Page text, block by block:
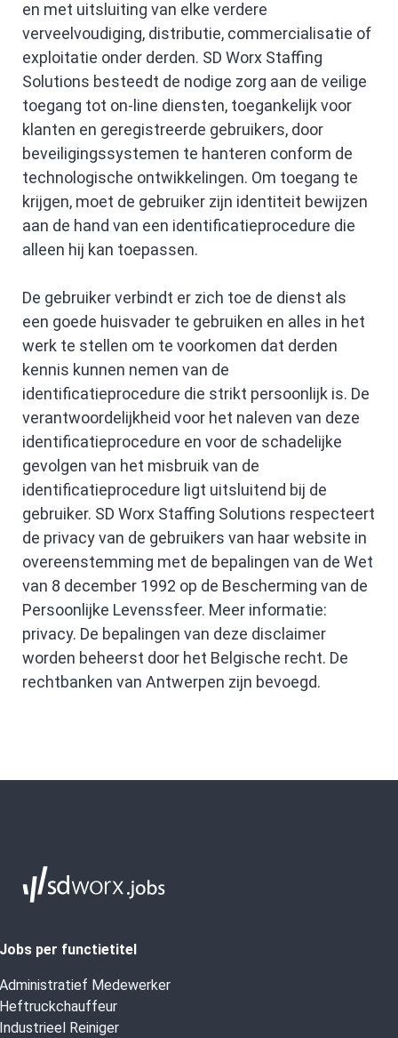
en met uitsluiting van elke verdere
verveelvoudiging, distributie, commercialisatie of
exploitatie onder derden. SD Worx Staffing
Solutions besteedt de nodige zorg aan de veilige
toegang tot on-line diensten, toegankelijk voor
klanten en geregistreerde gebruikers, door
beveiligingssystemen te hanteren conform de
technologische ontwikkelingen. Om toegang te
krijgen, moet de gebruiker zijn identiteit bewijzen
aan de hand van een identificatieprocedure die
alleen hij kan toepassen.
De gebruiker verbindt er zich toe de dienst als
een goede huisvader te gebruiken en alles in het
werk te stellen om te voorkomen dat derden
kennis kunnen nemen van de
identificatieprocedure die strikt persoonlijk is. De
verantwoordelijkheid voor het naleven van deze
identificatieprocedure en voor de schadelijke
gevolgen van het misbruik van de
identificatieprocedure ligt uitsluitend bij de
gebruiker. SD Worx Staffing Solutions respecteert
de privacy van de gebruikers van haar website in
overeenstemming met de bepalingen van de Wet
van 8 december 1992 op de Bescherming van de
Persoonlijke Levenssfeer. Meer informatie:
privacy. De bepalingen van deze disclaimer
worden beheerst door het Belgische recht. De
rechtbanken van Antwerpen zijn bevoegd.
Jobs per functietitel
Administratief Medewerker
Heftruckchauffeur
Industrieel Reiniger